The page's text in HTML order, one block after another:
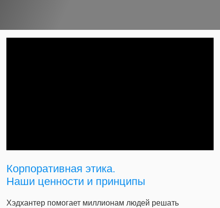
Корпоративная этика.
Наши ценности и принципы
Хэдхантер помогает миллионам людей решать